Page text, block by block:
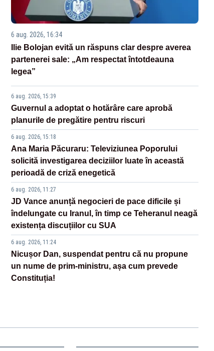
6 aug. 2026, 16:34
Ilie Bolojan evită un răspuns clar despre averea
partenerei sale: „Am respectat întotdeauna
legea”
6 aug. 2026, 15:39
Guvernul a adoptat o hotărâre care aprobă
planurile de pregătire pentru riscuri
6 aug. 2026, 15:18
Ana Maria Păcuraru: Televiziunea Poporului
solicită investigarea deciziilor luate în această
perioadă de criză enegetică
6 aug. 2026, 11:27
JD Vance anunță negocieri de pace dificile și
îndelungate cu Iranul, în timp ce Teheranul neagă
existența discuțiilor cu SUA
6 aug. 2026, 11:24
Nicușor Dan, suspendat pentru că nu propune
un nume de prim-ministru, așa cum prevede
Constituția!